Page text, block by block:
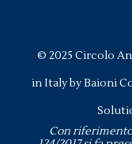
© 2025Circolo
in Italy byBaioni
Con